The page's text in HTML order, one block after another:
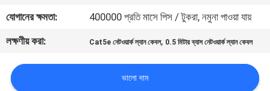
যোগাযোগ
করুন
খবর
যোগানের ক্ষমতা:
400000 প্রতি মাসে পিস / টুকরা, নমুনা পাওয়া যায়
লক্ষণীয় করা:
Cat5e নেটওয়ার্ক ল্যান কেবল, 0.5 মিটার ব্যাস নেটওয়ার্ক ল্যান কেবল
ভালো দাম